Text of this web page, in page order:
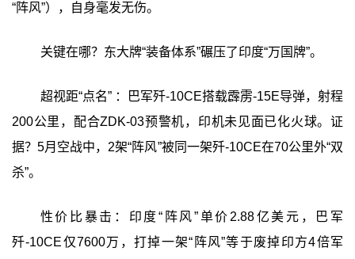
“阵风”），自身毫发无伤。
关键在哪？东大牌“装备体系”碾压了印度“万国牌”。
超视距“点名” ：巴军歼-10CE搭载霹雳-15E导弹，射程
200公里，配合ZDK-03预警机，印机未见面已化火球。证
据？5月空战中，2架“阵风”被同一架歼-10CE在70公里外“双
杀”。
性价比暴击：印度“阵风”单价2.88亿美元，巴军
歼-10CE仅7600万，打掉一架“阵风”等于废掉印方4倍军